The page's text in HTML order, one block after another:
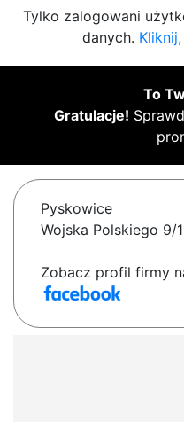
Tylko zalogowani
danych.
To
Gratulacje!
Pyskowice
Wojska Polskiego 9/
Zobacz profil firmy